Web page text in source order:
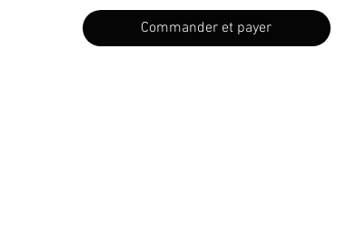
Commander et payer